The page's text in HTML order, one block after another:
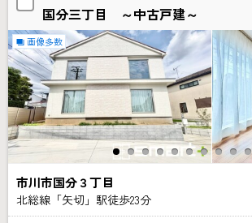
国分三丁目 ～中古戸建～
画像多数
市川市国分３丁目
北総線「矢切」駅徒歩23分